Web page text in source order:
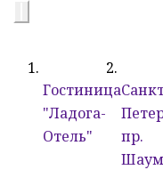
Гостиница
"Ладога-
Отель"
пр.